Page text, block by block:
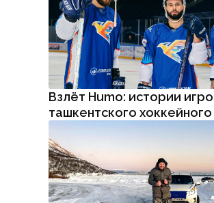
Взлёт Humo: истории
ташкентского